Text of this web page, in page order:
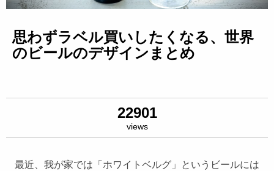
思わずラベル買いしたくなる、世界
のビールのデザインまとめ
22901
views
最近、我が家では「ホワイトベルグ」というビールには